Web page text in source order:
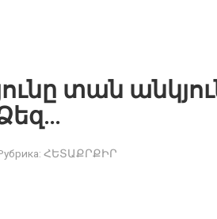
տան
ՀԵՏԱՔՐՔԻՐ